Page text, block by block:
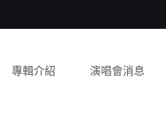
專輯介紹 演唱會消息